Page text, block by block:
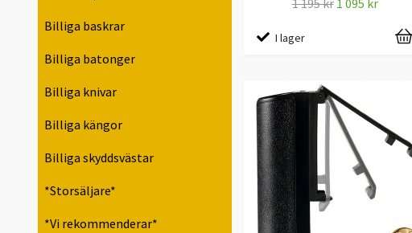
Billiga baskrar
Billiga batonger
Billiga knivar
Billiga kängor
Billiga skyddsvästar
*Storsäljare*
*Vi rekommenderar*
1 195 kr 1 095 kr
I lager